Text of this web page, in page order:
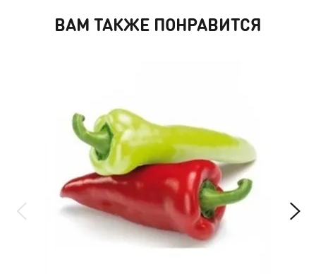
ВАМ ТАКЖЕ ПОНРАВИТСЯ